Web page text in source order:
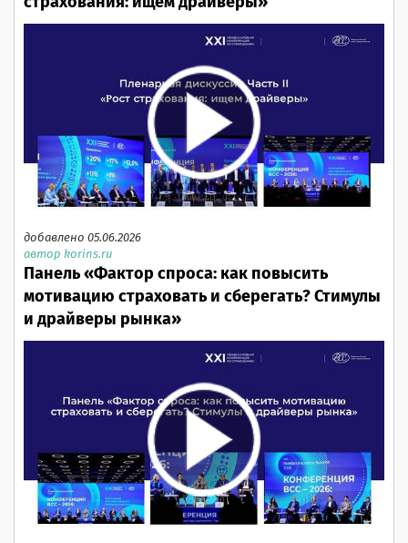
добавлено 05.06.2026
автор korins.ru
Панель «Фактор спроса: как повысить
мотивацию страховать и сберегать? Стимулы
и драйверы рынка»